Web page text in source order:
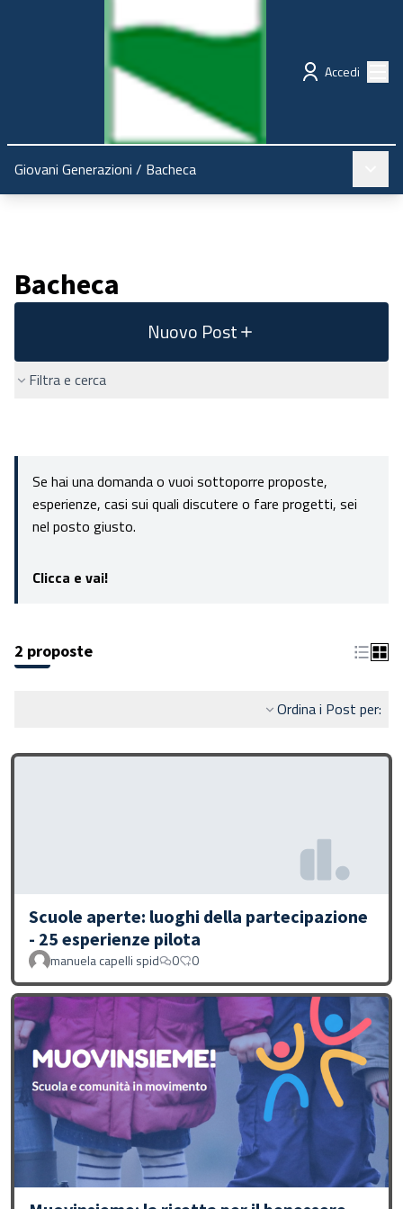
Regione Emilia-Romagna Partecipazione
Accedi
Giovani Generazioni / Bacheca
Bacheca
Nuovo Post
Filtra e cerca
Se hai una domanda o vuoi sottoporre proposte,
esperienze, casi sui quali discutere o fare progetti, sei
nel posto giusto.
Clicca e vai!
2 proposte
Ordina i Post per:
Scuole aperte: luoghi della partecipazione
- 25 esperienze pilota
manuela capelli spid 0 0